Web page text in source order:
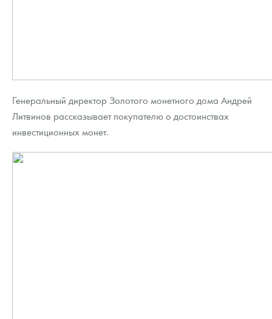
Генеральный директор Золотого монетного дома Андрей
Литвинов рассказывает покупателю о достоинствах
инвестиционных монет.